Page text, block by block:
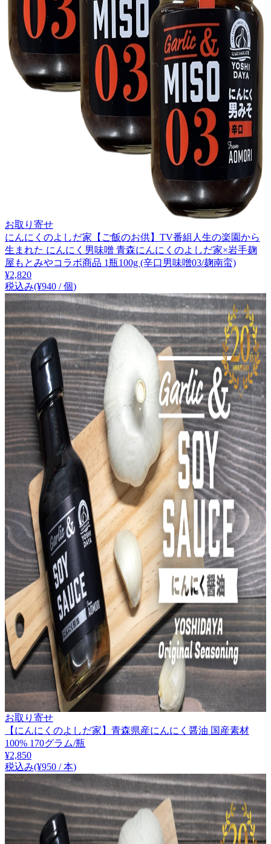
お取り寄せ
にんにくのよしだ家【ご飯のお供】TV番組人生の楽園から
生まれた にんにく男味噌 青森にんにくのよしだ家×岩手麹
屋もとみやコラボ商品 1瓶100g (辛口男味噌03/麹南蛮)
¥2,820
税込み(¥940 / 個)
お取り寄せ
【にんにくのよしだ家】青森県産にんにく醤油 国産素材
100% 170グラム/瓶
¥2,850
税込み(¥950 / 本)